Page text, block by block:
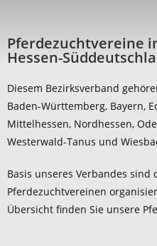
Pferdezuchtvereine
Hessen-
Diesem Bezirksverband
Baden-Württemberg, Bayern,
Mittelhessen, Nordhessen,
Westerwald-Tanus und
Basis unseres Verbandes sind
Pferdezuchtvereinen
Übersicht finden Sie unsere